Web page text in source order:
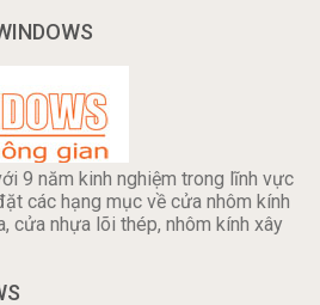
9 năm kinh nghiệm trong lĩnh vực
các hạng mục về cửa nhôm kính
cửa nhựa lõi thép, nhôm kính xây